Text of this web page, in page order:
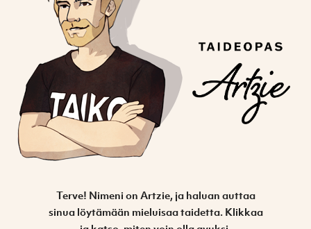
Terve! Nimeni on Artzie, ja haluan auttaa
sinua löytämään mieluisaa taidetta. Klikkaa